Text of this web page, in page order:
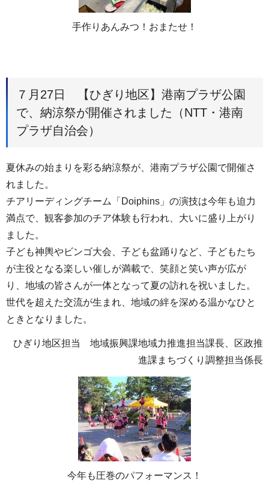
手作りあんみつ！おまたせ！
７月27日 【ひぎり地区】港南プラザ公園
で、納涼祭が開催されました（NTT・港南
プラザ自治会）
夏休みの始まりを彩る納涼祭が、港南プラザ公園で開催さ
れました。
チアリーディングチーム「Doiphins」の演技は今年も迫力
満点で、観客参加のチア体験も行われ、大いに盛り上がり
ました。
子ども神輿やビンゴ大会、子ども盆踊りなど、子どもたち
が主役となる楽しい催しが満載で、笑顔と笑い声が広が
り、地域の皆さんが一体となって夏の訪れを祝いました。
世代を超えた交流が生まれ、地域の絆を深める温かなひと
ときとなりました。
ひぎり地区担当 地域振興課地域力推進担当課長、区政推
進課まちづくり調整担当係長
今年も圧巻のパフォーマンス！